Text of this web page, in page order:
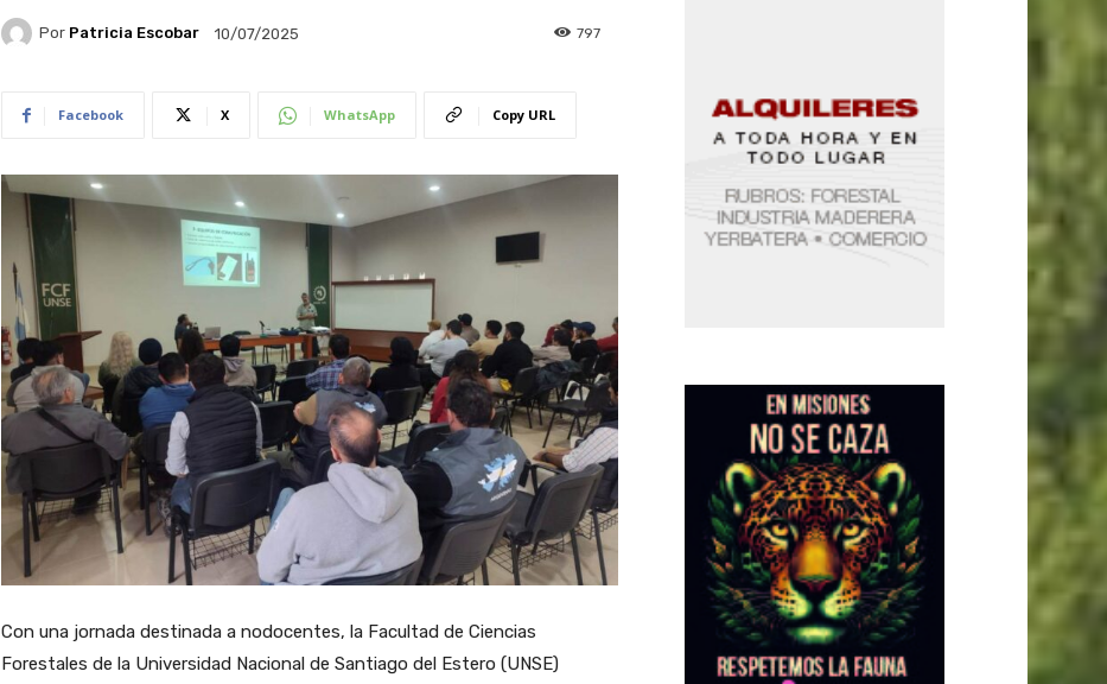
Por Patricia Escobar 10/07/2025 797
Facebook X WhatsApp Copy URL
Con una jornada destinada a nodocentes, la Facultad de Ciencias
Forestales de la Universidad Nacional de Santiago del Estero (UNSE)